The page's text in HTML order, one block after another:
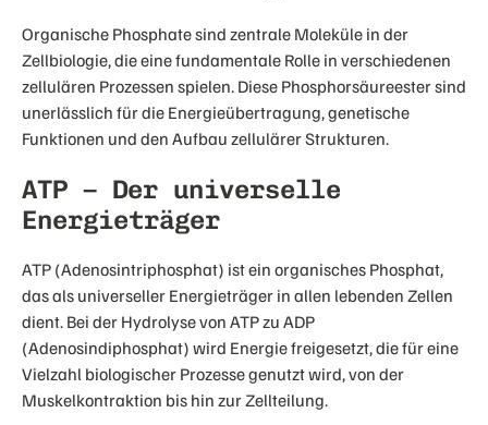
Organische Phosphate sind zentrale Moleküle in der
Zellbiologie, die eine fundamentale Rolle in verschiedenen
zellulären Prozessen spielen. Diese Phosphorsäureester sind
unerlässlich für die Energieübertragung, genetische
Funktionen und den Aufbau zellulärer Strukturen.
ATP – Der universelle
Energieträger
ATP (Adenosintriphosphat) ist ein organisches Phosphat,
das als universeller Energieträger in allen lebenden Zellen
dient. Bei der Hydrolyse von ATP zu ADP
(Adenosindiphosphat) wird Energie freigesetzt, die für eine
Vielzahl biologischer Prozesse genutzt wird, von der
Muskelkontraktion bis hin zur Zellteilung.